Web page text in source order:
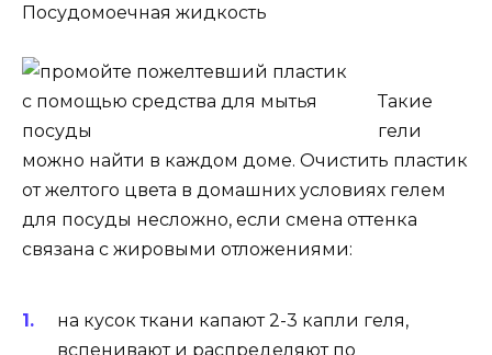
Посудомоечная жидкость
Такие
гели
можно найти в каждом доме. Очистить пластик
от желтого цвета в домашних условиях гелем
для посуды несложно, если смена оттенка
связана с жировыми отложениями:
на кусок ткани капают 2-3 капли геля,
вспенивают и распределяют по